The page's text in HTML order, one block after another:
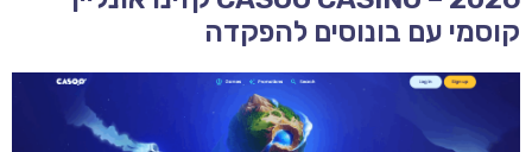
קוסמי עם בונוסים להפקדה